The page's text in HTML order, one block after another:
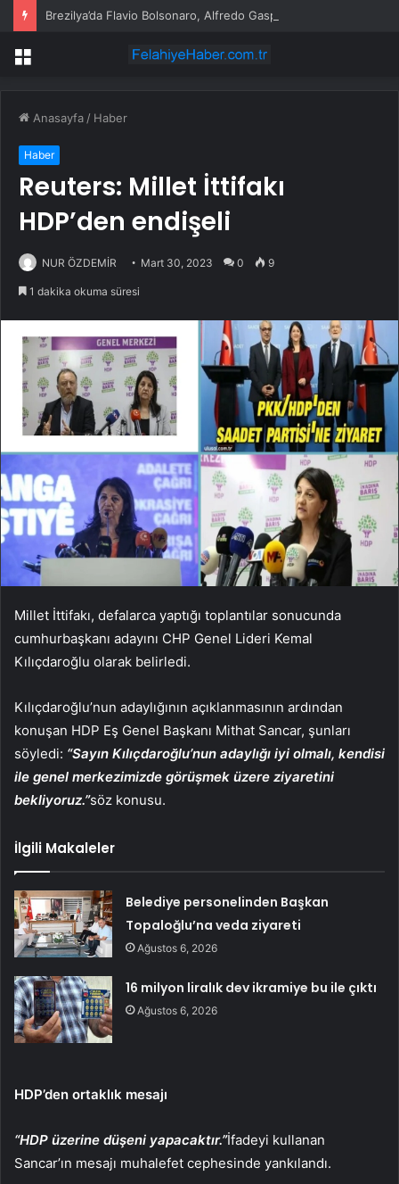
Menü
Anasayfa / Haber
Haber
Reuters: Millet İttifakı
HDP’den endişeli
NUR ÖZDEMİR Mart 30, 2023 0 9
1 dakika okuma süresi
Millet İttifakı, defalarca yaptığı toplantılar sonucunda
cumhurbaşkanı adayını CHP Genel Lideri Kemal
Kılıçdaroğlu olarak belirledi.
Kılıçdaroğlu’nun adaylığının açıklanmasının ardından
konuşan HDP Eş Genel Başkanı Mithat Sancar, şunları
söyledi: “Sayın Kılıçdaroğlu’nun adaylığı iyi olmalı, kendisi
ile genel merkezimizde görüşmek üzere ziyaretini
bekliyoruz.”söz konusu.
İlgili Makaleler
Belediye personelinden Başkan
Topaloğlu’na veda ziyareti
Ağustos 6, 2026
16 milyon liralık dev ikramiye bu ile çıktı
Ağustos 6, 2026
HDP’den ortaklık mesajı
“HDP üzerine düşeni yapacaktır.”İfadeyi kullanan
Sancar’ın mesajı muhalefet cephesinde yankılandı.